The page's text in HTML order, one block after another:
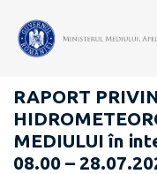
RAPOARTE ZILNICE
RAPORT
MEDIULUI în
08.00 –
publicării: